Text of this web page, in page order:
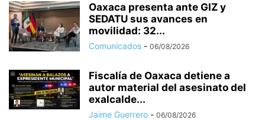
Oaxaca presenta ante GIZ y
SEDATU sus avances en
movilidad: 32...
Comunicados - 06/08/2026
Fiscalía de Oaxaca detiene a
autor material del asesinato del
exalcalde...
Jaime Guerrero - 06/08/2026